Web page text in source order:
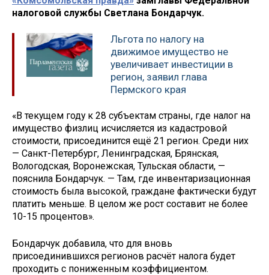
налоговой службы Светлана Бондарчук.
Льгота по налогу на
движимое имущество не
увеличивает инвестиции в
регион, заявил глава
Пермского края
«В текущем году к 28 субъектам страны, где налог на
имущество физлиц исчисляется из кадастровой
стоимости, присоединится ещё 21 регион. Среди них
— Санкт-Петербург, Ленинградская, Брянская,
Вологодская, Воронежская, Тульская области, —
пояснила Бондарчук. — Там, где инвентаризационная
стоимость была высокой, граждане фактически будут
платить меньше. В целом же рост составит не более
10-15 процентов».
Бондарчук добавила, что для вновь
присоединившихся регионов расчёт налога будет
проходить с пониженным коэффициентом.